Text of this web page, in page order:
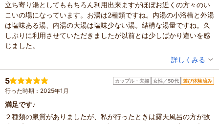
立ち寄り湯としてももちろん利用出来ますがほぼお近くの方々のい
こいの場になっています。お湯は2種類ですね。内湯の小浴槽と外湯
は塩味ある湯、内湯の大湯は塩味少ない湯。結構な湯量ですね。久
しぶりに利用させていただきましたが以前とは少しばかり違いを感
じました。
詳しくみる
5 カップル・夫婦 女性／50代 遊び体験済み
行った時期：2025年1月
満足です♪
２種類の泉質がありましたが、私が行ったときは露天風呂の方が故